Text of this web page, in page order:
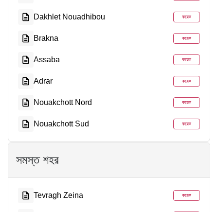
Dakhlet Nouadhibou কয়েক
Brakna কয়েক
Assaba কয়েক
Adrar কয়েক
Nouakchott Nord কয়েক
Nouakchott Sud কয়েক
সমস্ত শহর
Tevragh Zeina কয়েক